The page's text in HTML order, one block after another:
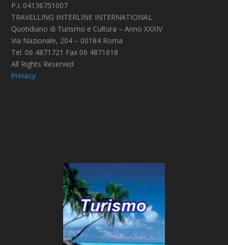
P.I. 04136751007
TRAVELLING INTERLINE INTERNATIONAL
Quotidiano di Turismo e Cultura – Anno XXXIV
Via Nazionale, 204 – 00184 Roma
Tel. 06 4871721 Fax 06 4871618
All Rights Reserved
Privacy